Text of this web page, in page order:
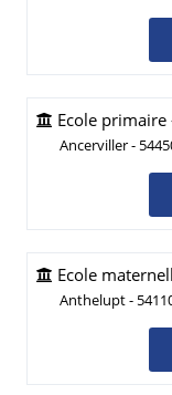
Ecole
Ancerviller -
Ecole
Anthelupt -